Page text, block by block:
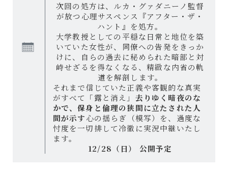
次回の処方は、ルカ・グァダニーノ監督
が放つ心理サスペンス『アフター・ザ・
ハント』を処方。
大学教授としての平穏な日常と地位を築
いていた女性が、同僚への告発をきっか
けに、自らの過去に秘められた暗部と対
峙せざるを得なくなる、精緻な内省の軌
道を解剖します。
それまで信じていた正義や客観的な真実
がすべて「露と消え」 去りゆく暗夜のな
かで、保身と倫理の狭間に立たされた人
間が示す心の揺らぎ（模写）を、過度な
忖度を一切排して冷徹に実況中継いたし
ます。
12/28（日） 公開予定